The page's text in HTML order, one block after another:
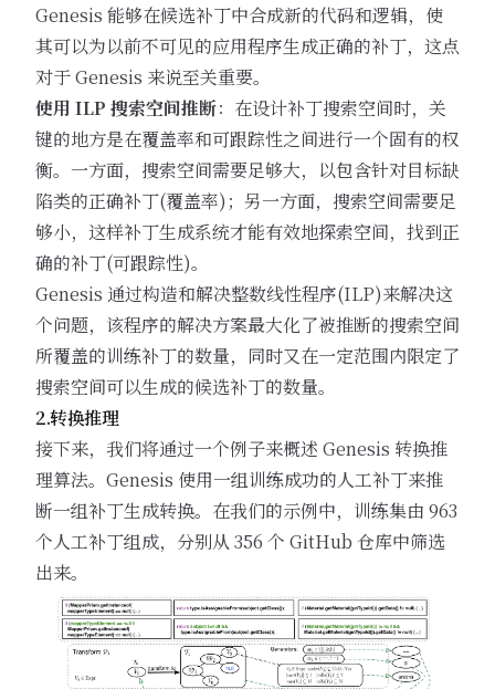
Genesis 能够在候选补丁中合成新的代码和逻辑，使
其可以为以前不可见的应用程序生成正确的补丁，这点
对于 Genesis 来说至关重要。
使用 ILP 搜索空间推断：在设计补丁搜索空间时，关
键的地方是在覆盖率和可跟踪性之间进行一个固有的权
衡。一方面，搜索空间需要足够大，以包含针对目标缺
陷类的正确补丁(覆盖率)；另一方面，搜索空间需要足
够小，这样补丁生成系统才能有效地探索空间，找到正
确的补丁(可跟踪性)。
Genesis 通过构造和解决整数线性程序(ILP)来解决这
个问题，该程序的解决方案最大化了被推断的搜索空间
所覆盖的训练补丁的数量，同时又在一定范围内限定了
搜索空间可以生成的候选补丁的数量。
2.转换推理
接下来，我们将通过一个例子来概述 Genesis 转换推
理算法。Genesis 使用一组训练成功的人工补丁来推
断一组补丁生成转换。在我们的示例中，训练集由 963
个人工补丁组成，分别从 356 个 GitHub 仓库中筛选
出来。